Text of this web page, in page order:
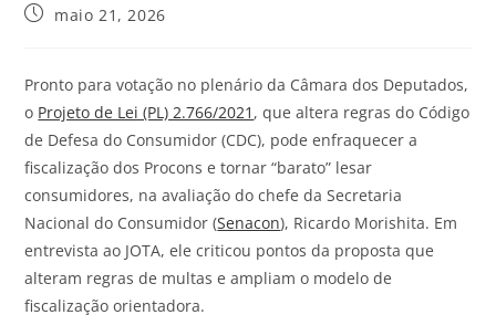
maio 21, 2026
Pronto para votação no plenário da Câmara dos Deputados,
o Projeto de Lei (PL) 2.766/2021 , que altera regras do Código
de Defesa do Consumidor (CDC), pode enfraquecer a
fiscalização dos Procons e tornar “barato” lesar
consumidores, na avaliação do chefe da Secretaria
Nacional do Consumidor (Senacon), Ricardo Morishita. Em
entrevista ao JOTA, ele criticou pontos da proposta que
alteram regras de multas e ampliam o modelo de
fiscalização orientadora.